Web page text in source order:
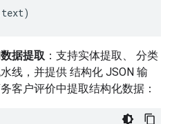
text)
据提取 ：支持实体提取、 分类
线，并提供 结构化 JSON 输
客户评价中提取结构化数据：